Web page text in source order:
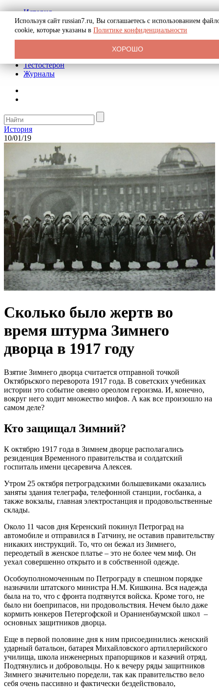
История
Биография
Криминал
Реклама на сайте
Тестостерон
Журналы
История
10/01/19
Сколько было жертв во
время штурма Зимнего
дворца в 1917 году
Взятие Зимнего дворца считается отправной точкой
Октябрьского переворота 1917 года. В советских учебниках
истории это событие овеяно ореолом героизма. И, конечно,
вокруг него ходит множество мифов. А как все произошло на
самом деле?
Кто защищал Зимний?
К октябрю 1917 года в Зимнем дворце располагались
резиденция Временного правительства и солдатский
госпиталь имени цесаревича Алексея.
Утром 25 октября петроградскими большевиками оказались
заняты здания телеграфа, телефонной станции, госбанка, а
также вокзалы, главная электростанция и продовольственные
склады.
Около 11 часов дня Керенский покинул Петроград на
автомобиле и отправился в Гатчину, не оставив правительству
никаких инструкций. То, что он бежал из Зимнего,
переодетый в женское платье – это не более чем миф. Он
уехал совершенно открыто и в собственной одежде.
Особоуполномоченным по Петрограду в спешном порядке
назначили штатского министра Н.М. Кишкина. Вся надежда
была на то, что с фронта подтянутся войска. Кроме того, не
было ни боеприпасов, ни продовольствия. Нечем было даже
кормить юнкеров Петергофской и Ораниенбаумской школ –
основных защитников дворца.
Еще в первой половине дня к ним присоединились женский
ударный батальон, батарея Михайловского артиллерийского
училища, школа инженерных прапорщиков и казачий отряд.
Подтянулись и добровольцы. Но к вечеру ряды защитников
Зимнего значительно поредели, так как правительство вело
себя очень пассивно и фактически бездействовало,
Используя сайт russian7.ru, Вы соглашаетесь с использованием
cookie, которые указаны в Политике конфиденциальности
ХОРОШО